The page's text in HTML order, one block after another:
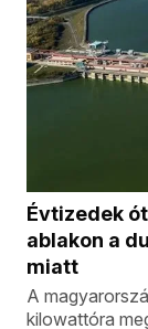
Évtizedek
ablakon a
miatt
A
kilowattóra